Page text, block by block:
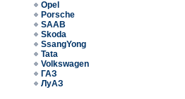
Opel
Porsche
SAAB
Skoda
SsangYong
Tata
Volkswagen
ГАЗ
ЛуАЗ